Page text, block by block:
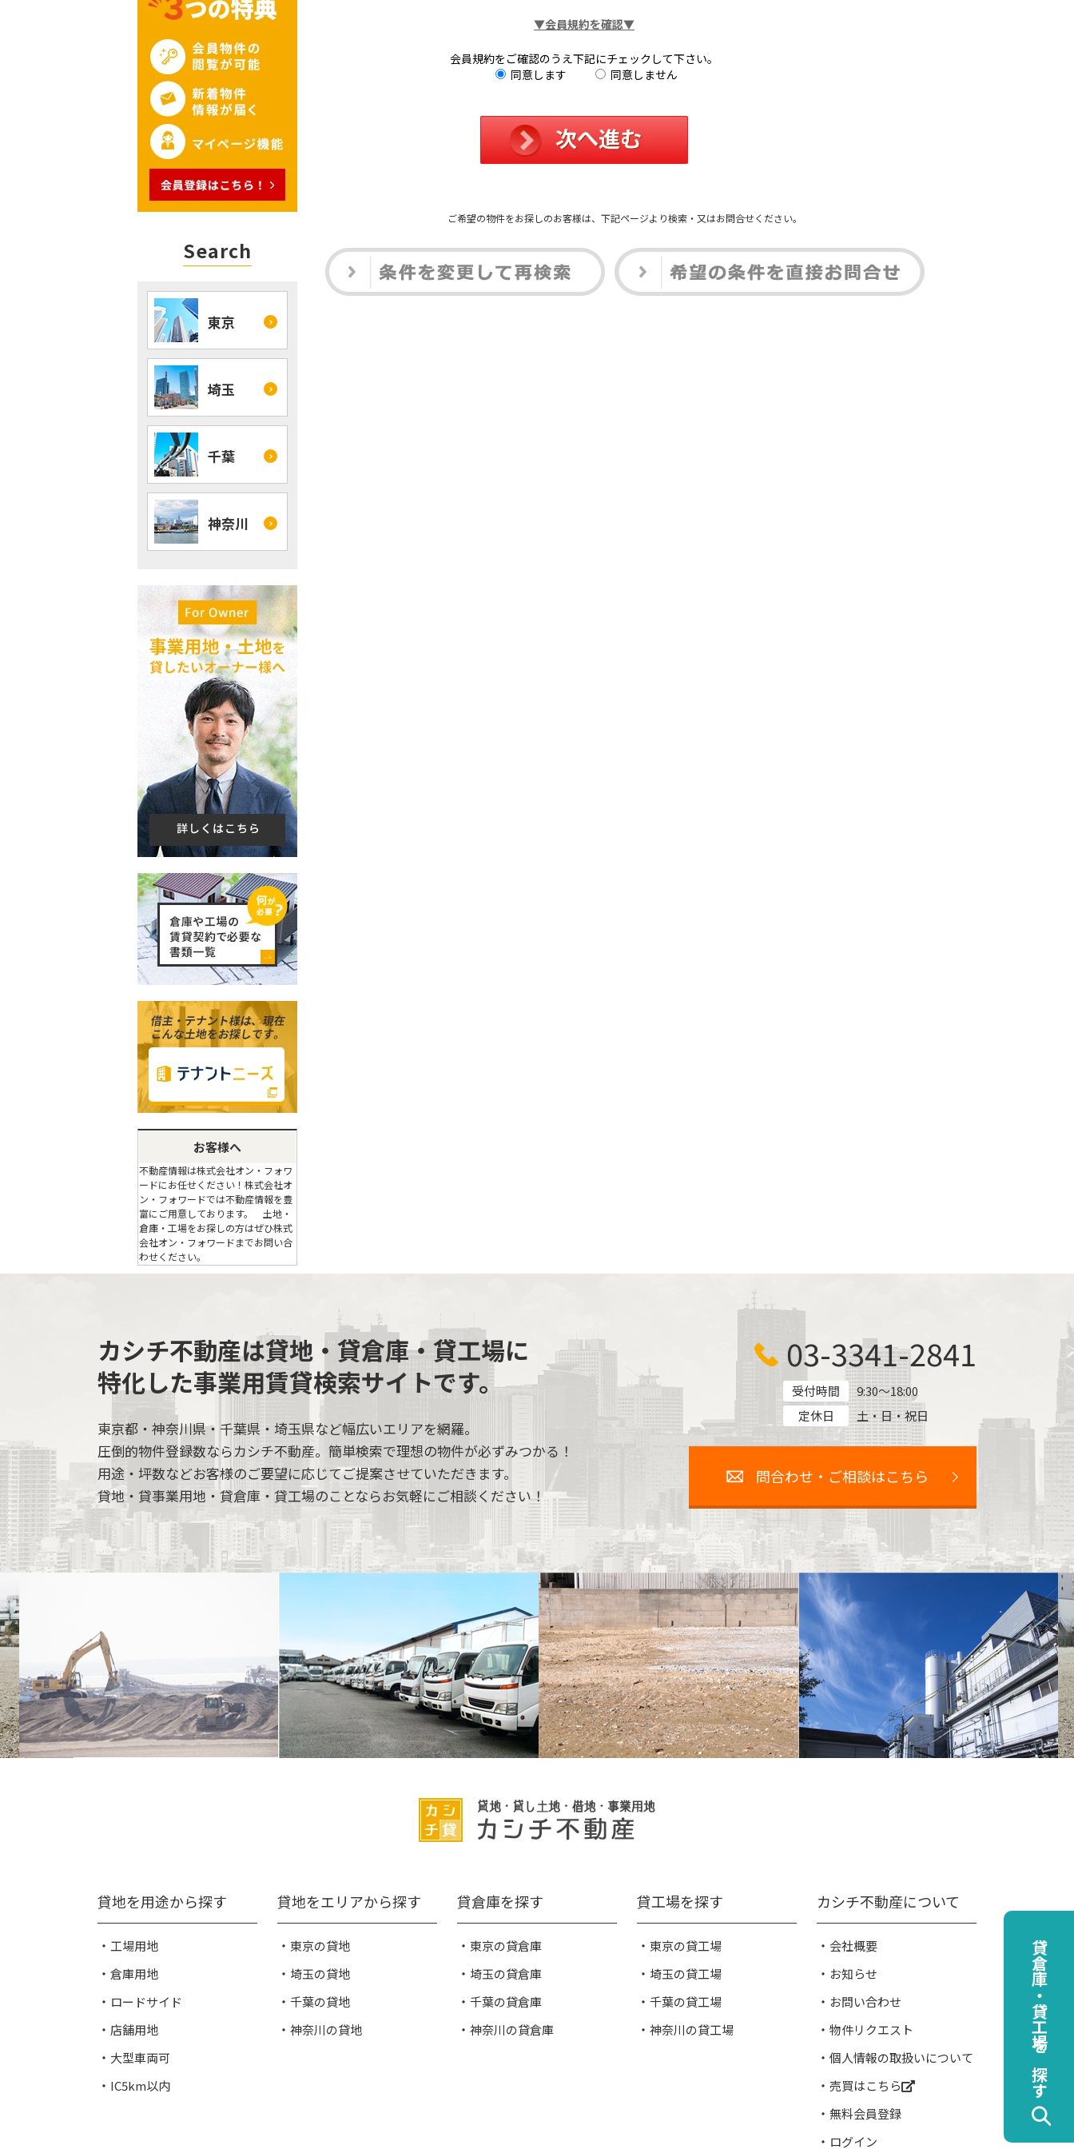
▼会員規約を確認▼
会員規約をご確認のうえ下記にチェックして下さい。
同意します
同意しません
ご希望の物件をお探しのお客様は、下記ページより検索・又はお問合せください。
Search
東京
埼玉
千葉
神奈川
お客様へ
不動産情報は株式会社オン・フォワ
ードにお任せください！株式会社オ
ン・フォワードでは不動産情報を豊
富にご用意しております。 土地・
倉庫・工場をお探しの方はぜひ株式
会社オン・フォワードまでお問い合
わせください。
貸倉庫・貸工場を探す
カシチ不動産は貸地・貸倉庫・貸工場に
特化した事業用賃貸検索サイトです。
東京都・神奈川県・千葉県・埼玉県など幅広いエリアを網羅。
圧倒的物件登録数ならカシチ不動産。簡単検索で理想の物件が必ずみつかる！
用途・坪数などお客様のご要望に応じてご提案させていただきます。
貸地・貸事業用地・貸倉庫・貸工場のことならお気軽にご相談ください！
03-3341-2841
受付時間
9:30～18:00
定休日
土・日・祝日
問合わせ・ご相談はこちら
貸地を用途から探す
工場用地
倉庫用地
ロードサイド
店舗用地
大型車両可
IC5km以内
貸地をエリアから探す
東京の貸地
埼玉の貸地
千葉の貸地
神奈川の貸地
貸倉庫を探す
東京の貸倉庫
埼玉の貸倉庫
千葉の貸倉庫
神奈川の貸倉庫
貸工場を探す
東京の貸工場
埼玉の貸工場
千葉の貸工場
神奈川の貸工場
カシチ不動産について
会社概要
お知らせ
お問い合わせ
物件リクエスト
個人情報の取扱いについて
売買はこちら
無料会員登録
ログイン